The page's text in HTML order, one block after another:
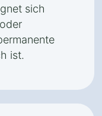
sich
ist.